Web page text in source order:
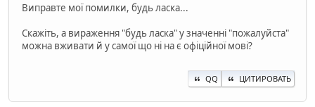
Виправте мої помилки, будь ласка...
Скажіть, а вираження "будь ласка" у значенні "пожалуйста"
можна вживати й у самої що ні на є офіційної мові?
QQ ЦИТИРОВАТЬ